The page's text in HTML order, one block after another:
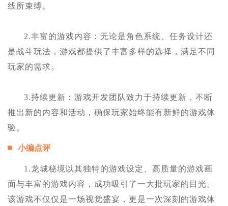
线所束缚。
2.丰富的游戏内容：无论是角色系统、任务设计还
是战斗玩法，游戏都提供了丰富多样的选择，满足不同
玩家的需求。
3.持续更新：游戏开发团队致力于持续更新，不断
推出新的内容和活动，确保玩家始终能有新鲜的游戏体
验。
小编点评
1.龙城秘境以其独特的游戏设定、高质量的游戏画
面与丰富的游戏内容，成功吸引了一大批玩家的目光。
该游戏不仅仅是一场视觉盛宴，更是一次深刻的游戏体